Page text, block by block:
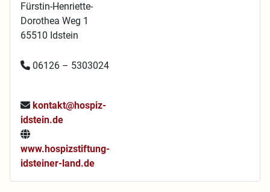
Fürstin-Henriette-
Dorothea Weg 1
65510 Idstein
06126 – 5303024
kontakt@hospiz-
idstein.de
www.hospizstiftung-
idsteiner-land.de